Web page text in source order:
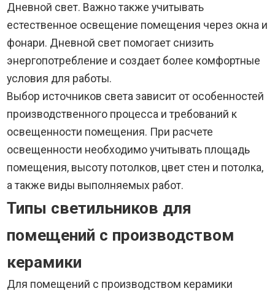
Дневной свет. Важно также учитывать
естественное освещение помещения через окна и
фонари. Дневной свет помогает снизить
энергопотребление и создает более комфортные
условия для работы.
Выбор источников света зависит от особенностей
производственного процесса и требований к
освещенности помещения. При расчете
освещенности необходимо учитывать площадь
помещения, высоту потолков, цвет стен и потолка,
а также виды выполняемых работ.
Типы светильников для
помещений с производством
керамики
Для помещений с производством керамики